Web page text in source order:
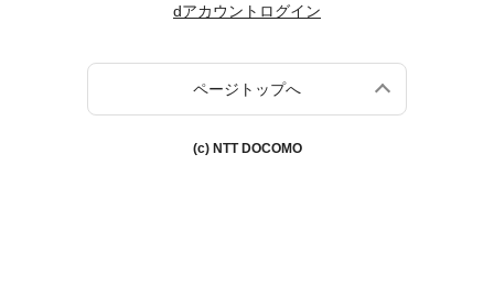
dアカウントログイン
ページトップへ
(c) NTT DOCOMO